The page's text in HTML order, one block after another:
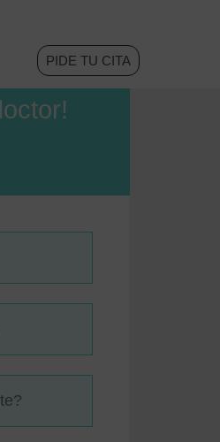
PIDE TU CITA